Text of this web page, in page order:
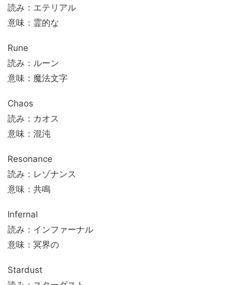
読み：エテリアル
意味：霊的な
Rune
読み：ルーン
意味：魔法文字
Chaos
読み：カオス
意味：混沌
Resonance
読み：レゾナンス
意味：共鳴
Infernal
読み：インファーナル
意味：冥界の
Stardust